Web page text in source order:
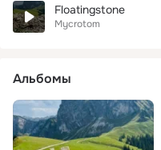
Floatingstone
Mycrotom
Альбомы